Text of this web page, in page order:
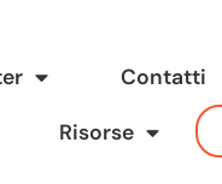
Contatti
Risorse